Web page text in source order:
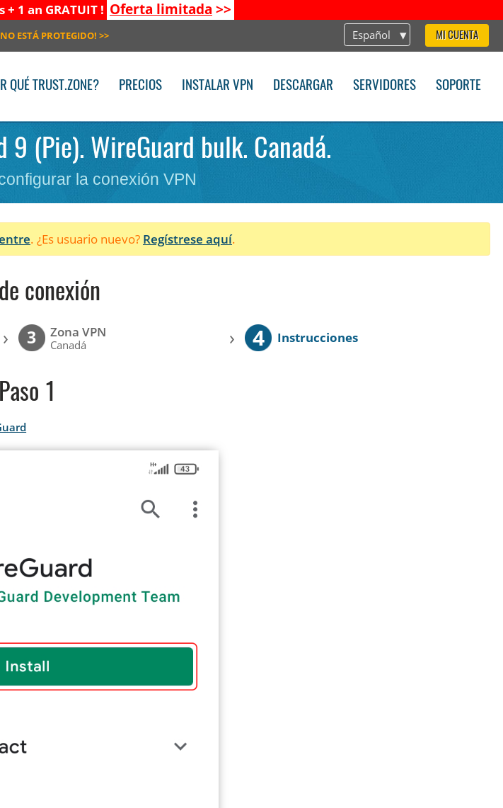
+ 1 an GRATUIT ! Oferta limitada >>
Español MI CUENTA
ESTÁ PROTEGIDO! >>
QUÉ TRUST.ZONE? PRECIOS INSTALAR VPN DESCARGAR SERVIDORES SOPORTE
9 (Pie). WireGuard bulk. Canadá.
la conexión VPN
. ¿Es usuario nuevo? Regístrese aquí.
conexión
› 3 Zona VPN
Canadá › 4 Instrucciones
Paso 1